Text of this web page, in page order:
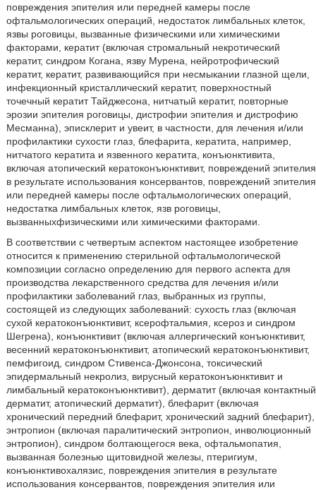
повреждения эпителия или передней камеры после
офтальмологических операций, недостаток лимбальных клеток,
язвы роговицы, вызванные физическими или химическими
факторами, кератит (включая стромальный некротический
кератит, синдром Когана, язву Мурена, нейротрофический
кератит, кератит, развивающийся при несмыкании глазной щели,
инфекционный кристаллический кератит, поверхностный
точечный кератит Тайджесона, нитчатый кератит, повторные
эрозии эпителия роговицы, дистрофии эпителия и дистрофию
Месманна), эписклерит и увеит, в частности, для лечения и/или
профилактики сухости глаз, блефарита, кератита, например,
нитчатого кератита и язвенного кератита, конъюнктивита,
включая атопический кератоконъюнктивит, повреждений эпителия
в результате использования консервантов, повреждений эпителия
или передней камеры после офтальмологических операций,
недостатка лимбальных клеток, язв роговицы,
вызванныхфизическими или химическими факторами.
В соответствии с четвертым аспектом настоящее изобретение
относится к применению стерильной офтальмологической
композиции согласно определению для первого аспекта для
производства лекарственного средства для лечения и/или
профилактики заболеваний глаз, выбранных из группы,
состоящей из следующих заболеваний: сухость глаз (включая
сухой кератоконъюнктивит, ксерофтальмия, ксероз и синдром
Шегрена), конъюнктивит (включая аллергический конъюнктивит,
весенний кератоконъюнктивит, атопический кератоконъюнктивит,
пемфигоид, синдром Стивенса-Джонсона, токсический
эпидермальный некролиз, вирусный кератоконъюнктивит и
лимбальный кератоконъюнктивит), дерматит (включая контактный
дерматит, атопический дерматит), блефарит (включая
хронический передний блефарит, хронический задний блефарит),
энтропион (включая паралитический энтропион, инволюционный
энтропион), синдром болтающегося века, офтальмопатия,
вызванная болезнью щитовидной железы, птеригиум,
конъюнктивохалязис, повреждения эпителия в результате
использования консервантов, повреждения эпителия или